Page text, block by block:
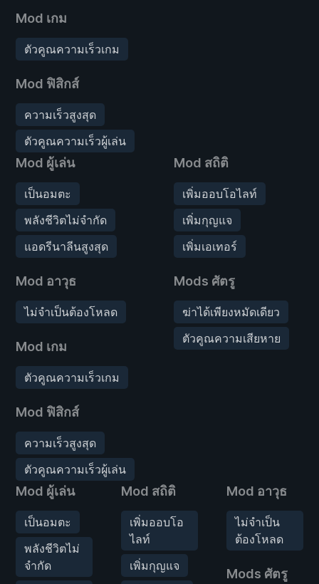
Mod เกม
ตัวคูณความเร็วเกม
Mod ฟิสิกส์
ความเร็วสูงสุด
ตัวคูณความเร็วผู้เล่น
Mod ผู้เล่น
เป็นอมตะ
พลังชีวิตไม่จำกัด
แอดรีนาลีนสูงสุด
Mod อาวุธ
ไม่จำเป็นต้องโหลด
Mod เกม
ตัวคูณความเร็วเกม
Mod ฟิสิกส์
ความเร็วสูงสุด
ตัวคูณความเร็วผู้เล่น
Mod สถิติ
เพิ่มออบโอไลท์
เพิ่มกุญแจ
เพิ่มเอเทอร์
Mods ศัตรู
ฆ่าได้เพียงหมัดเดียว
ตัวคูณความเสียหาย
Mod ผู้เล่น
เป็นอมตะ
พลังชีวิตไม่
จำกัด
Mod สถิติ
เพิ่มออบโอ
ไลท์
เพิ่มกุญแจ
Mod อาวุธ
ไม่จำเป็น
ต้องโหลด
Mods ศัตรู